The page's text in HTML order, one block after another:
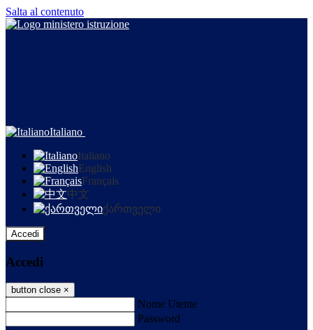
Salta al contenuto
Italiano
Italiano
English
Français
中文
ქართველი
Accedi
Accedi
button close ×
Nome Utente
Password